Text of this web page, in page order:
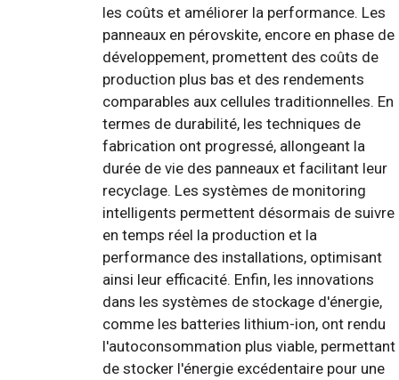
les coûts et améliorer la performance. Les
panneaux en pérovskite, encore en phase de
développement, promettent des coûts de
production plus bas et des rendements
comparables aux cellules traditionnelles. En
termes de durabilité, les techniques de
fabrication ont progressé, allongeant la
durée de vie des panneaux et facilitant leur
recyclage. Les systèmes de monitoring
intelligents permettent désormais de suivre
en temps réel la production et la
performance des installations, optimisant
ainsi leur efficacité. Enfin, les innovations
dans les systèmes de stockage d'énergie,
comme les batteries lithium-ion, ont rendu
l'autoconsommation plus viable, permettant
de stocker l'énergie excédentaire pour une